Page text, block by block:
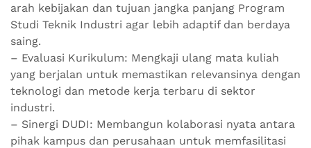
arah kebijakan dan tujuan jangka panjang Program
Studi Teknik Industri agar lebih adaptif dan berdaya
saing.
– Evaluasi Kurikulum: Mengkaji ulang mata kuliah
yang berjalan untuk memastikan relevansinya dengan
teknologi dan metode kerja terbaru di sektor
industri.
– Sinergi DUDI: Membangun kolaborasi nyata antara
pihak kampus dan perusahaan untuk memfasilitasi